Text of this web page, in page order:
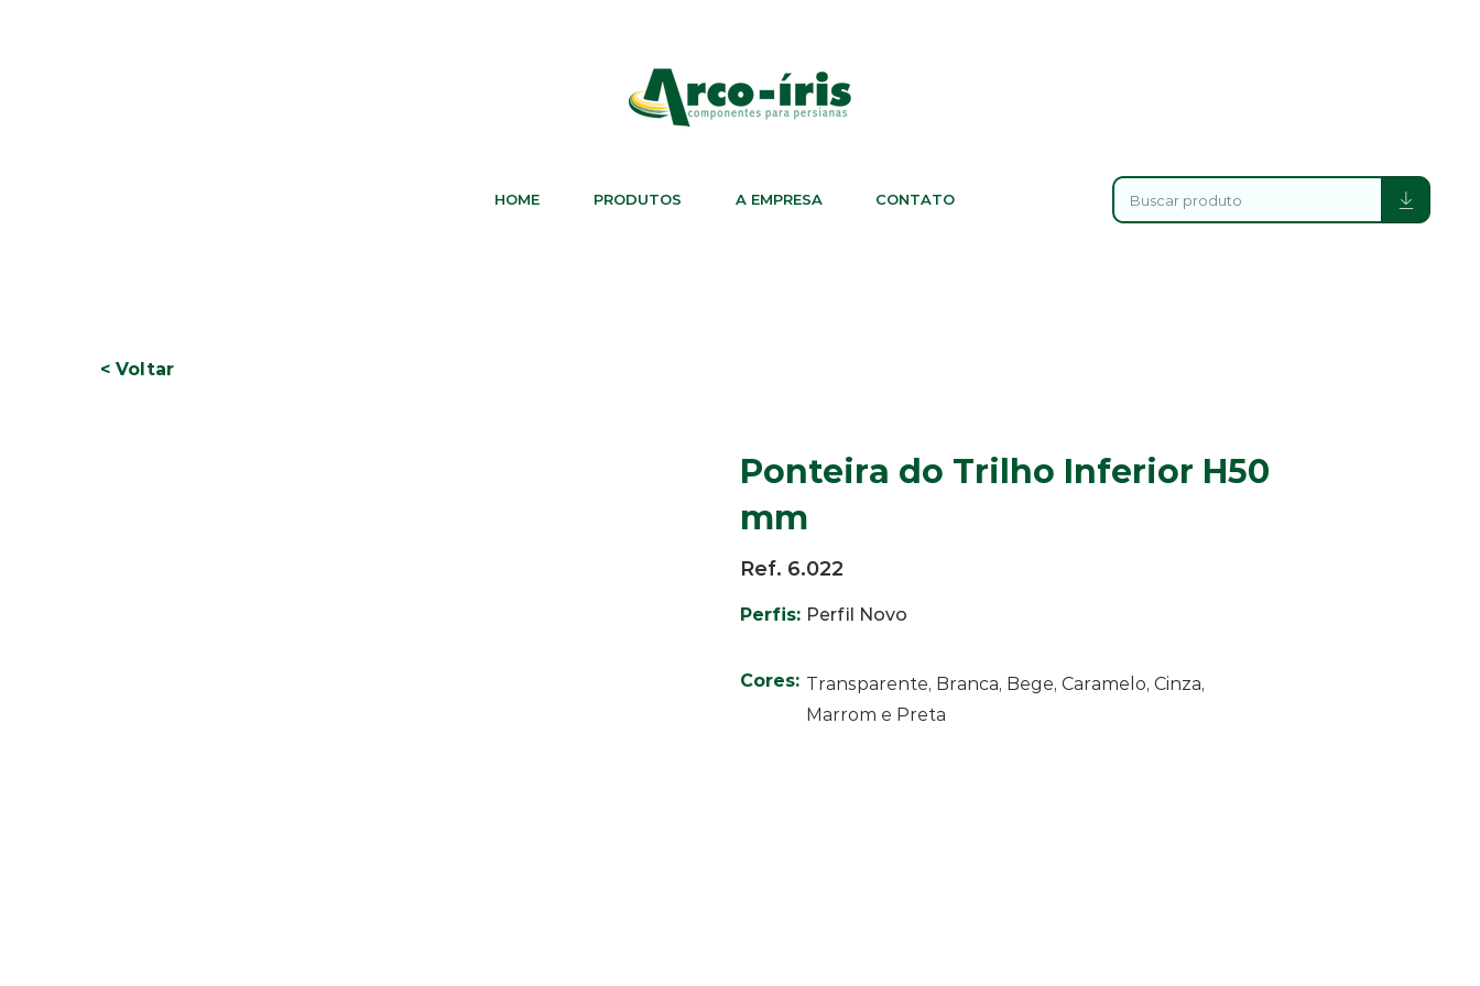
HOME PRODUTOS A EMPRESA CONTATO
< Voltar
Ponteira do Trilho Inferior H50
mm
Ref. 6.022
Perfil Novo
Perfis:
Cores: Transparente, Branca, Bege, Caramelo, Cinza,
Marrom e Preta